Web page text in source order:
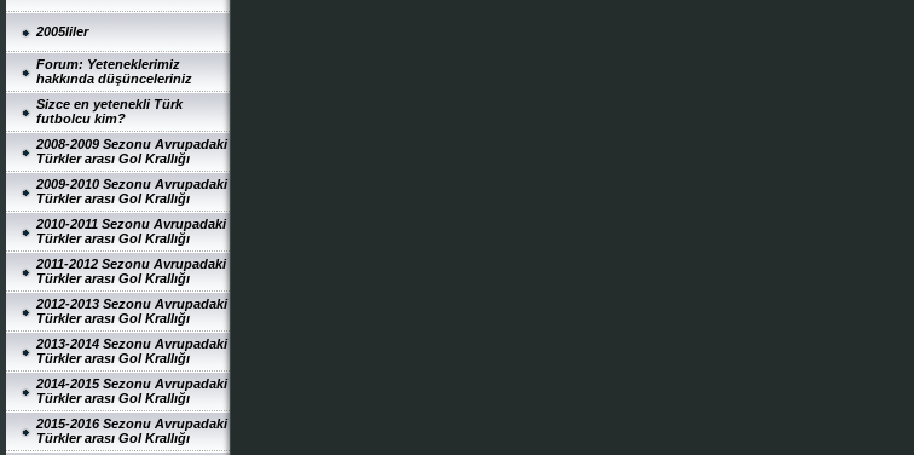
2005liler
Forum: Yeteneklerimiz
hakkında düşünceleriniz
Sizce en yetenekli Türk
futbolcu kim?
2008-2009 Sezonu Avrupadaki
Türkler arası Gol Krallığı
2009-2010 Sezonu Avrupadaki
Türkler arası Gol Krallığı
2010-2011 Sezonu Avrupadaki
Türkler arası Gol Krallığı
2011-2012 Sezonu Avrupadaki
Türkler arası Gol Krallığı
2012-2013 Sezonu Avrupadaki
Türkler arası Gol Krallığı
2013-2014 Sezonu Avrupadaki
Türkler arası Gol Krallığı
2014-2015 Sezonu Avrupadaki
Türkler arası Gol Krallığı
2015-2016 Sezonu Avrupadaki
Türkler arası Gol Krallığı